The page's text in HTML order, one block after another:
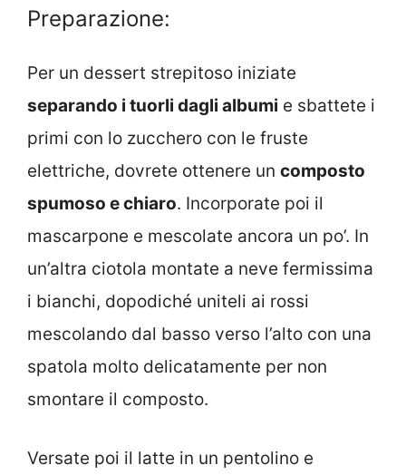
Preparazione:
Per un dessert strepitoso iniziate
separando i tuorli dagli albumi e sbattete i
primi con lo zucchero con le fruste
elettriche, dovrete ottenere un composto
spumoso e chiaro. Incorporate poi il
mascarpone e mescolate ancora un po’. In
un’altra ciotola montate a neve fermissima
i bianchi, dopodiché uniteli ai rossi
mescolando dal basso verso l’alto con una
spatola molto delicatamente per non
smontare il composto.
Versate poi il latte in un pentolino e